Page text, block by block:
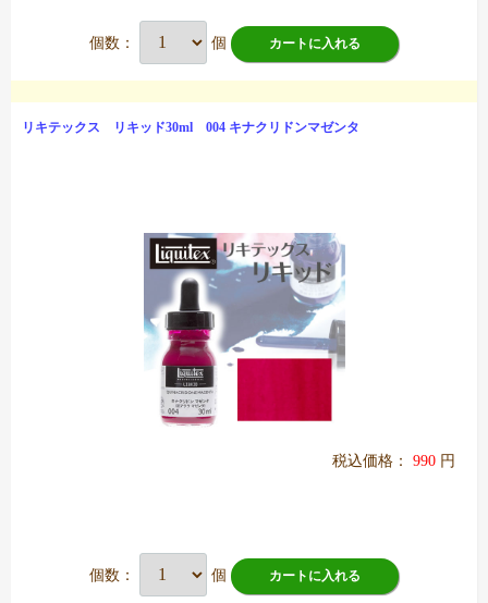
個数： 個 カートに入れる
リキテックス リキッド30ml 004 キナクリドンマゼンタ
税込価格： 990 円
個数： 個 カートに入れる